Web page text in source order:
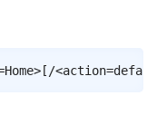
Copy